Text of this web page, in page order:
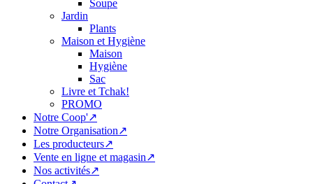
Soupe
Jardin
Plants
Maison et Hygiène
Maison
Hygiène
Sac
Livre et Tchak!
PROMO
Notre Coop'↗
Notre Organisation↗
Les producteurs↗
Vente en ligne et magasin↗
Nos activités↗